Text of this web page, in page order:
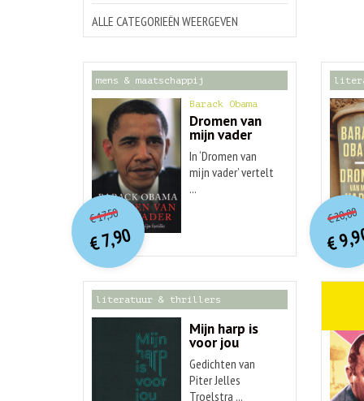
ALLE CATEGORIEËN WEERGEVEN
mens & maatschappij
Barack Obama
Dromen van
mijn vader
In ‘Dromen van
mijn vader’ vertelt
...
€17,50O
orspr
onkelijke
prijs
was:
€ 17,50.
€7,90
Huidige
prijs
is:
€ 7,90.
€20,00
€
literatuur & thrillers
Mijn harp is
voor jou
Gedichten van
Piter Jelles
Troelstra ...